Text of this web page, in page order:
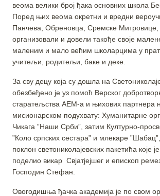
веома велики број ђака основних школа
Поред њих веома окретни и вредни
Панчева, Обреновца, Сремске Митровице,
организовали и довели такође своје
маленим и мало већим школарцима у
учитељи, родитељи, баке и деке.
За сву децу која су дошла на
обезбеђено је уз помоћ Верског
старатељства АЕМ-а и њихових партнера
мисионарском подухвату: Хуманитарне
Чикага ”Наши Срби”, затим Културно-
”Коло српских сестара” и млекаре
поклон светониколајевских пакетића које
поделио викар Свјатјејшег и епископ
Господин Стефан.
Овогодишња ђачка академија је по свом